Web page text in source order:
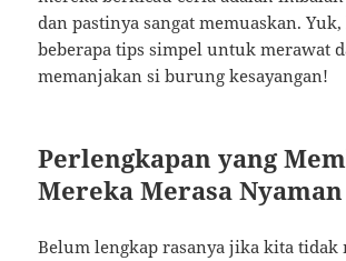
dan pastinya sangat memuaskan.
beberapa tips simpel untuk merawat
memanjakan si burung kesayangan!
Perlengkapan yang
Mereka Merasa Nyaman
Belum lengkap rasanya jika kita tidak